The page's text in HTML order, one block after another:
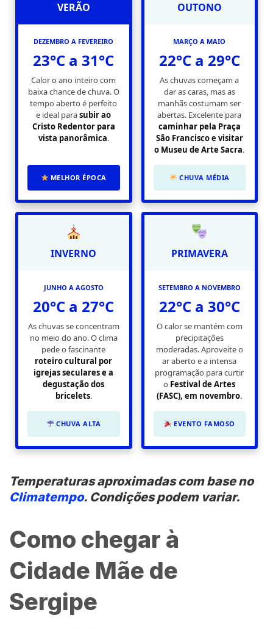
VERÃO
DEZEMBRO A FEVEREIRO
23°C a 31°C
Calor o ano inteiro com
baixa chance de chuva. O
tempo aberto é perfeito
e ideal parasubir ao
Cristo Redentor para
vista panorâmica.
MELHOR ÉPOCA
OUTONO
MARÇO A MAIO
22°C a 29°C
As chuvas começam a
dar as caras, mas as
manhãs costumam ser
abertas. Excelente para
caminhar pela Praça
São Francisco e visitar
o Museu de Arte Sacra.
CHUVA MÉDIA
INVERNO
JUNHO A AGOSTO
20°C a 27°C
As chuvas se concentram
no meio do ano. O clima
pede o fascinante
roteiro cultural por
igrejas seculares e a
degustação dos
bricelets.
CHUVA ALTA
PRIMAVERA
SETEMBRO A NOVEMBRO
22°C a 30°C
O calor se mantém com
precipitações
moderadas. Aproveite o
ar aberto e a intensa
programação para curtir
o Festival de Artes
(FASC), em novembro.
EVENTO FAMOSO
Temperaturas aproximadas com base no
Climatempo. Condições podem variar.
Como chegar à
Cidade Mãe de
Sergipe